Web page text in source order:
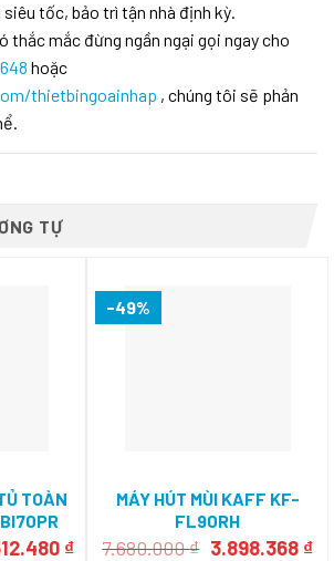
siêu tốc, bảo trì tận nhà định kỳ.
thắc mắc đừng ngần ngại gọi ngay cho
hoặc
thietbingoainhap , chúng tôi sẽ phản
TỰ
TOÀN
₫Giá
-49%
MÁY HÚT MÙI KAFF KF-
FL90RH
7.680.000₫ Giá
3.898.368 ₫